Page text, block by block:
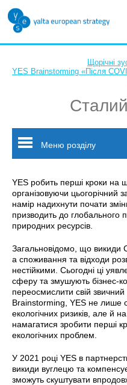
Щорічні
YES Brainstorming «Після
Меню розділу
YES робить перші кроки на
організовуючи цьогорічний
намір надихнути почати
призводить до глобального
природних ресурсів.
Загальновідомо, що викиди
а споживання та відходи
нестійкими. Сьогодні ці
сферу та змушують бізнес-
переосмислити свій звичний
Brainstorming, YES не лише
екологічних ризиків, але й
намагатися зробити перші
екологічних проблем.
У 2021 році YES в
викиди вуглецю та
зможуть скуштувати